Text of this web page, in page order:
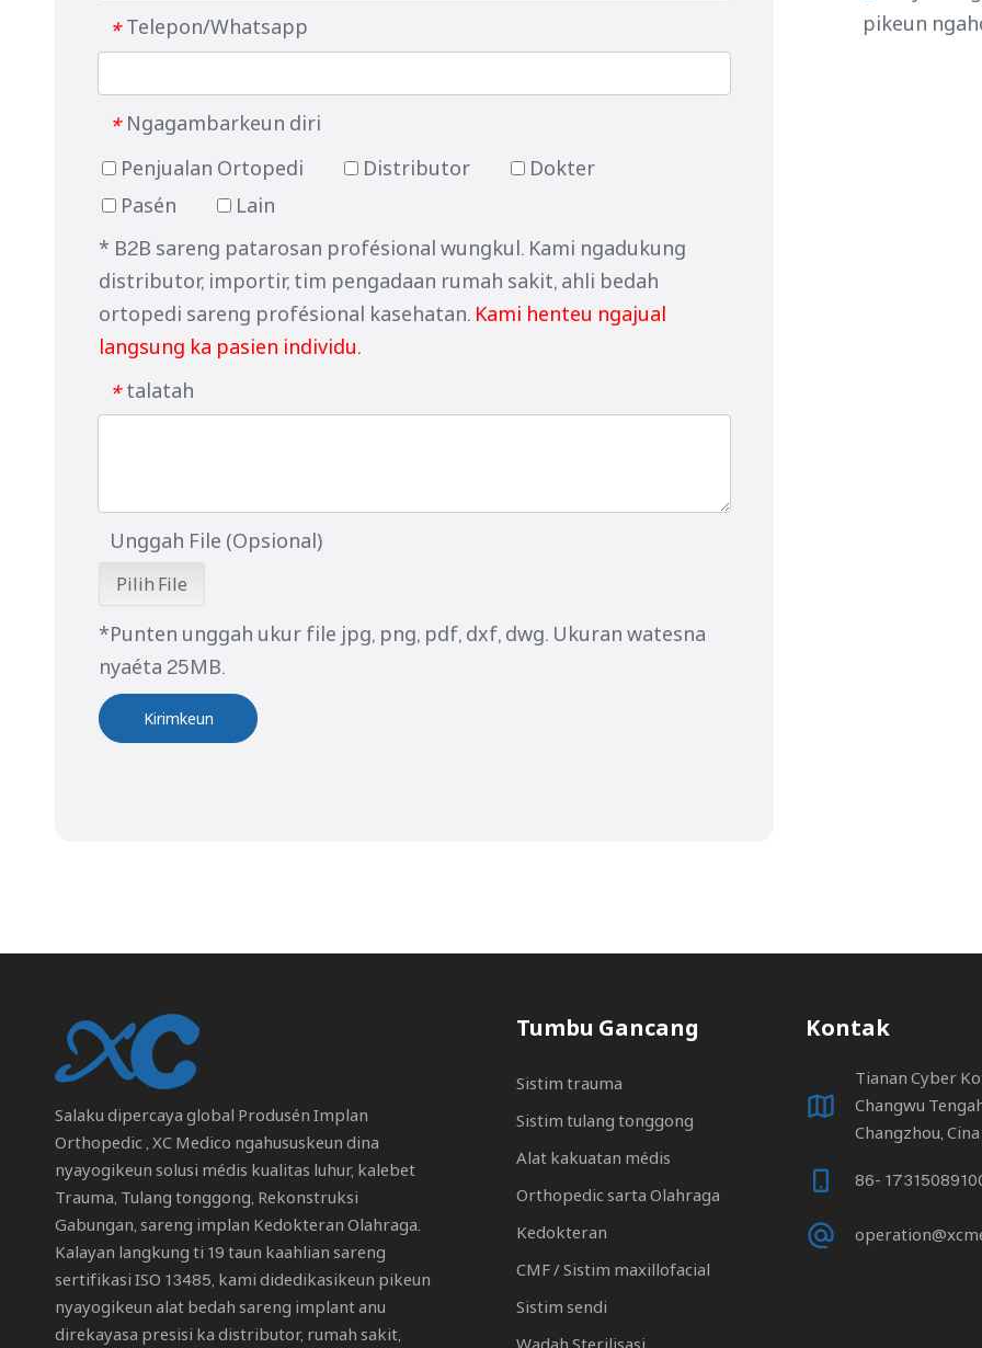
* Telepon/Whatsapp
* Ngagambarkeun diri
Penjualan Ortopedi
Distributor
Dokter
Pasén
Lain
* B2B sareng patarosan profésional wungkul. Kami ngadukung
distributor, importir, tim pengadaan rumah sakit, ahli bedah
ortopedi sareng profésional kasehatan. Kami henteu ngajual
langsung ka pasien individu.
* talatah
Unggah File (Opsional)
Pilih File
*Punten unggah ukur file jpg, png, pdf, dxf, dwg. Ukuran watesna
nyaéta 25MB.
Kirimkeun
pikeun
Salaku dipercaya global Produsén Implan
Orthopedic, XC Medico ngahususkeun dina
nyayogikeun solusi médis kualitas luhur, kalebet
Trauma, Tulang tonggong, Rekonstruksi
Gabungan, sareng implan Kedokteran Olahraga.
Kalayan langkung ti 19 taun kaahlian sareng
sertifikasi ISO 13485, kami didedikasikeun pikeun
nyayogikeun alat bedah sareng implant anu
direkayasa presisi ka distributor, rumah sakit,
Tumbu Gancang
Sistim trauma
Sistim tulang tonggong
Alat kakuatan médis
Orthopedic sarta Olahraga
Kedokteran
CMF / Sistim maxillofacial
Sistim sendi
Kontak
Tianan Cyber
Changwu
Changzhou, Cina
86-